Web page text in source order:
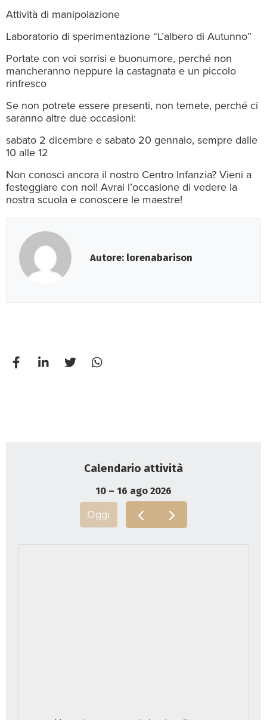
Attività di manipolazione
Laboratorio di sperimentazione “L’albero di Autunno”
Portate con voi sorrisi e buonumore, perché non
mancheranno neppure la castagnata e un piccolo
rinfresco
Se non potrete essere presenti, non temete, perché ci
saranno altre due occasioni:
sabato 2 dicembre e sabato 20 gennaio, sempre dalle
10 alle 12
Non conosci ancora il nostro Centro Infanzia? Vieni a
festeggiare con noi! Avrai l’occasione di vedere la
nostra scuola e conoscere le maestre!
Autore: lorenabarison
Calendario attività
10 – 16 ago 2026
Oggi